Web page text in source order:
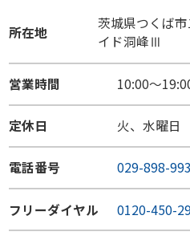
所在地
茨城県つくば
イド洞峰Ⅲ
営業時間 10:00～
定休日 火、水曜日
電話番号 029-898-
フリーダイヤル 0120-450-